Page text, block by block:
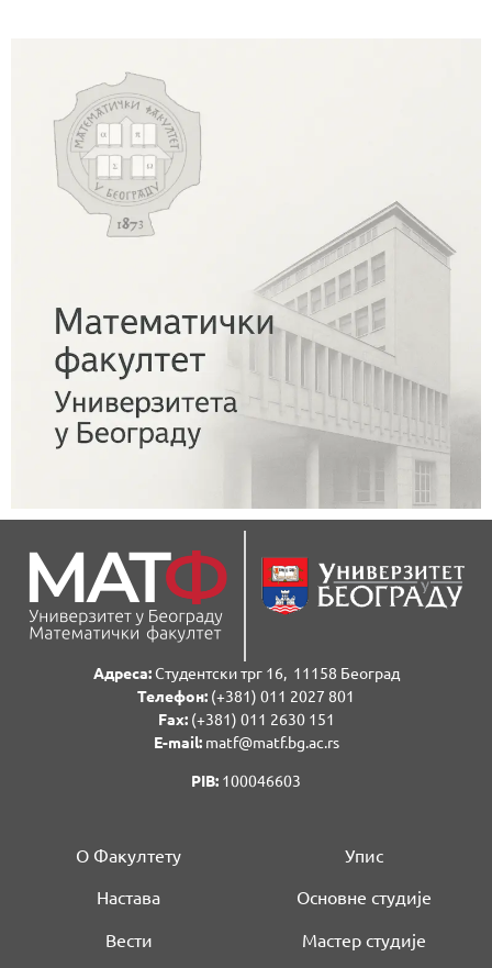
Адреса:Студентски трг 16, 11158 Београд
Телефон: (+381) 011 2027 801
Fаx:(+381) 011 2630 151
E-mail:matf@matf.bg.ac.rs
PIB: 100046603
О Факултету
Настава
Вести
Упис
Основне студије
Мастер студије